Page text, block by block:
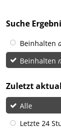
Suche
Beinhalten
Beinhalten
Zuletzt
Alle
Letzte 24